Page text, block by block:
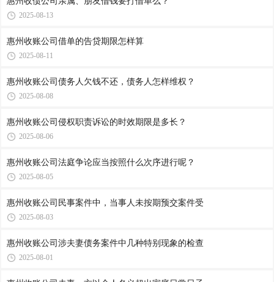
2025-08-13
惠州收账公司​借单的告贷期限怎样算
2025-08-11
惠州收账公司​债务人欠钱不还，债务人怎样维权？
2025-08-08
惠州收账公司侵权职责诉讼的时效期限是多长？
2025-08-06
惠州收账公司​法庭争论应当按照什么次序进行呢？
2025-08-05
惠州收账公司​民事案件中，当事人未按期预交案件受
2025-08-03
惠州收账公司​涉夫妻债务案件中几种特别现象的检查
2025-08-01